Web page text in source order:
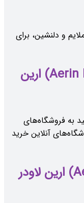
و دلنشین، برای
خرید عطر و ادکلن (Aerin Lauder) ارین
به فروشگاه‌های
آنلاین خرید
طراحی بطری (Aerin Lauder) ارین لاودر